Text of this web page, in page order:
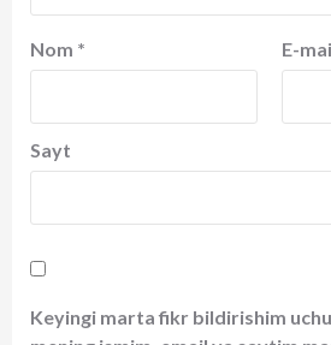
Nom * E-
Sayt
Keyingi marta fikr bildirishim